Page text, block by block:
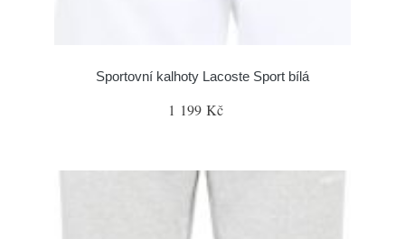
Sportovní kalhoty Lacoste Sport bílá
1 199 Kč